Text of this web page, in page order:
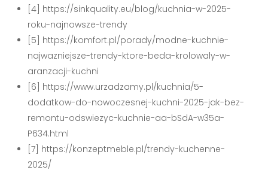
[4] https://sinkquality.eu/blog/kuchnia-w-2025-
roku-najnowsze-trendy
[5] https://komfort.pl/porady/modne-kuchnie-
najwazniejsze-trendy-ktore-beda-krolowaly-w-
aranzacji-kuchni
[6] https://www.urzadzamy.pl/kuchnia/5-
dodatkow-do-nowoczesnej-kuchni-2025-jak-bez-
remontu-odswiezyc-kuchnie-aa-bSdA-w35a-
P634.html
[7] https://konzeptmeble.pl/trendy-kuchenne-
2025/